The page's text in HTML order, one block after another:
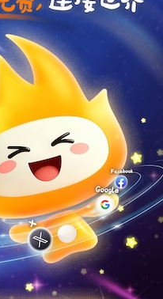
支持[0] 反对[0]
支持[0] 反对[0]
器
极风加速器
兔加速器
hammer加速器
abc加速器
荔枝加速器
外梯子官网 起飞加速器